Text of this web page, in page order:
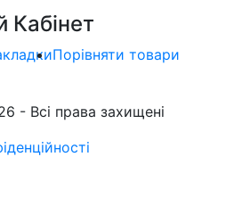
Кабінет
Порівняти товари
- Всі права захищені